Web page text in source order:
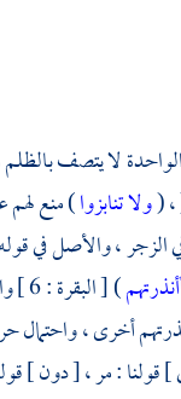
لا يتصف
(ولا تنابزوا) منع لهم
الزجر ، والأصل في
) [
أخرى ، واحتمال
قولنا : مر ، [ دون ]